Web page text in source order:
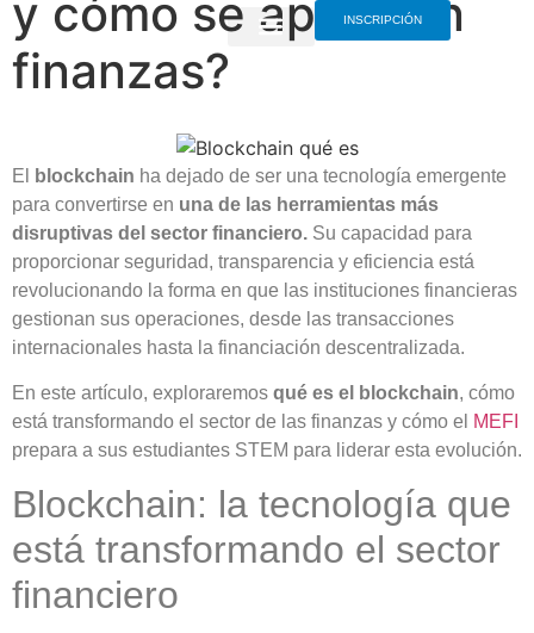
INSCRIPCIÓN
y cómo se aplica en
finanzas?
El blockchain ha dejado de ser una tecnología emergente
para convertirse en una de las herramientas más
disruptivas del sector financiero. Su capacidad para
proporcionar seguridad, transparencia y eficiencia está
revolucionando la forma en que las instituciones financieras
gestionan sus operaciones, desde las transacciones
internacionales hasta la financiación descentralizada.
En este artículo, exploraremos qué es el blockchain, cómo
está transformando el sector de las finanzas y cómo el
MEFI
prepara a sus estudiantes STEM para liderar esta evolución.
Blockchain: la tecnología que
está transformando el sector
financiero